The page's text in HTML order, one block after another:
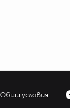
Общи условия